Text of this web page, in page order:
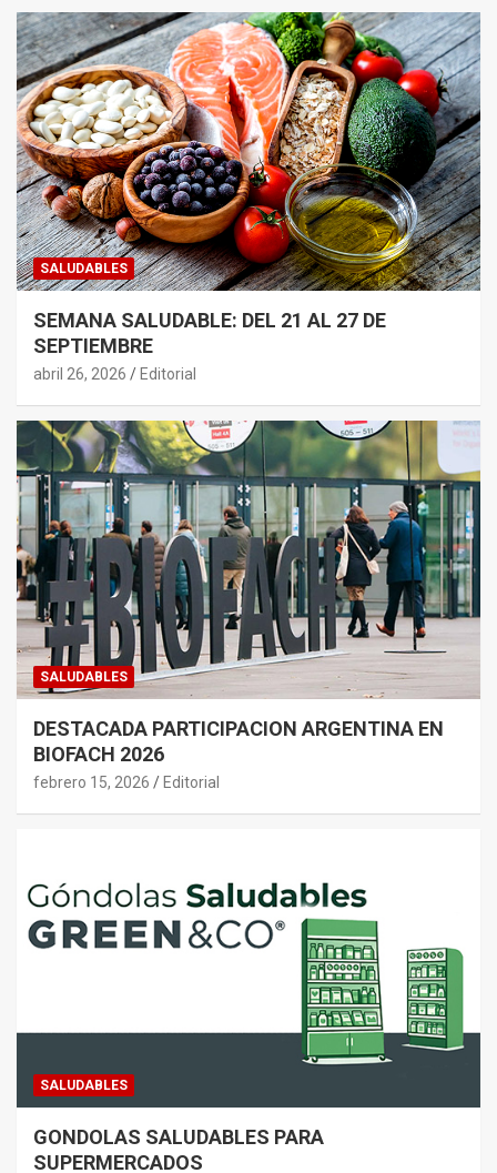
SALUDABLES
SEMANA SALUDABLE: DEL 21 AL 27 DE
SEPTIEMBRE
abril 26, 2026 Editorial
SALUDABLES
DESTACADA PARTICIPACION ARGENTINA EN
BIOFACH 2026
febrero 15, 2026 Editorial
SALUDABLES
GONDOLAS SALUDABLES PARA
SUPERMERCADOS